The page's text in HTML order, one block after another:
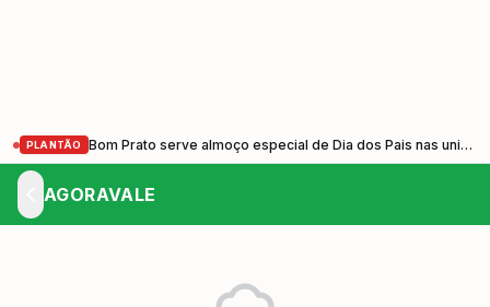
PLANTÃO Bom Prato serve almoço especial de Dia dos Pais nas unidades do Vale do Paraíba nesta sexta-feira (7)
AGORAVALE